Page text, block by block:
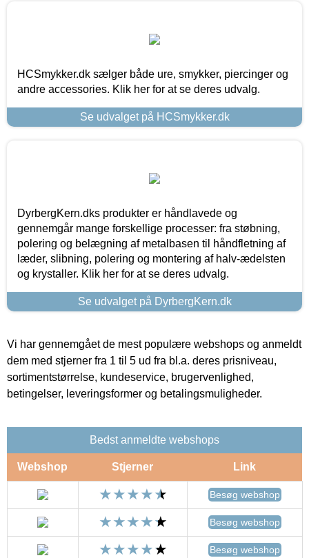
HCSmykker.dk sælger både ure, smykker, piercinger og
andre accessories. Klik her for at se deres udvalg.
Se udvalget på HCSmykker.dk
DyrbergKern.dks produkter er håndlavede og
gennemgår mange forskellige processer: fra støbning,
polering og belægning af metalbasen til håndfletning af
læder, slibning, polering og montering af halv-ædelsten
og krystaller. Klik her for at se deres udvalg.
Se udvalget på DyrbergKern.dk
Vi har gennemgået de mest populære webshops og anmeldt
dem med stjerner fra 1 til 5 ud fra bl.a. deres prisniveau,
sortimentstørrelse, kundeservice, brugervenlighed,
betingelser, leveringsformer og betalingsmuligheder.
Bedst anmeldte webshops
Webshop Stjerner Link
Besøg webshop
Besøg webshop
Besøg webshop